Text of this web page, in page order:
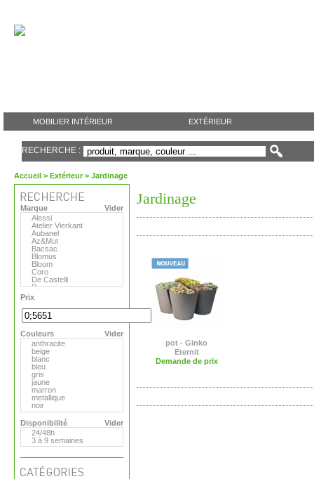
MOBILIER INTÉRIEUR EXTÉRIEUR
RECHERCHE :
Accueil > Extérieur > Jardinage
Vider
Marque
Alessi
Atelier Vierkant
Aubanel
Az&Mut
Bacsac
Blomus
Bloom
Coro
De Castelli
Domani
Emu
Eternit
Eva Solo
Extremis
Flora
Gandia Blasco
Matière Grise
Plume de carotte
Royal VKB
Serralunga
Teracrea
Tradewinds
Viteo
Prix
Vider
Couleurs
anthracite
beige
blanc
bleu
gris
jaune
marron
metallique
noir
rouge
vert
violet
Vider
Disponibilité
24/48h
3 à 9 semaines
Jardinage
pot - Ginko
Eternit
Demande de prix